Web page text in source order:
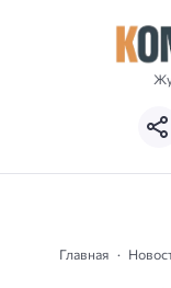
Главная